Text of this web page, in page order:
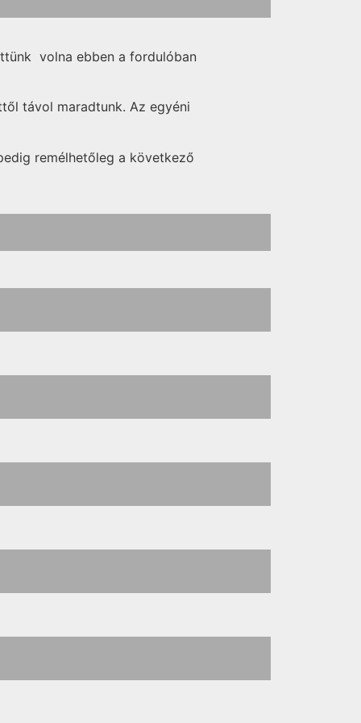
volna ebben a fordulóban
távol maradtunk. Az egyéni
remélhetőleg a következő